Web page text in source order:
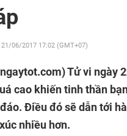
21/06/2017 17:02 (GMT+07)
Tử vi ngày
cao khiến tinh thần
Điều đó sẽ dẫn tới
nhiều hơn.